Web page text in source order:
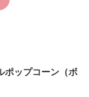
ポップコーン（ボ